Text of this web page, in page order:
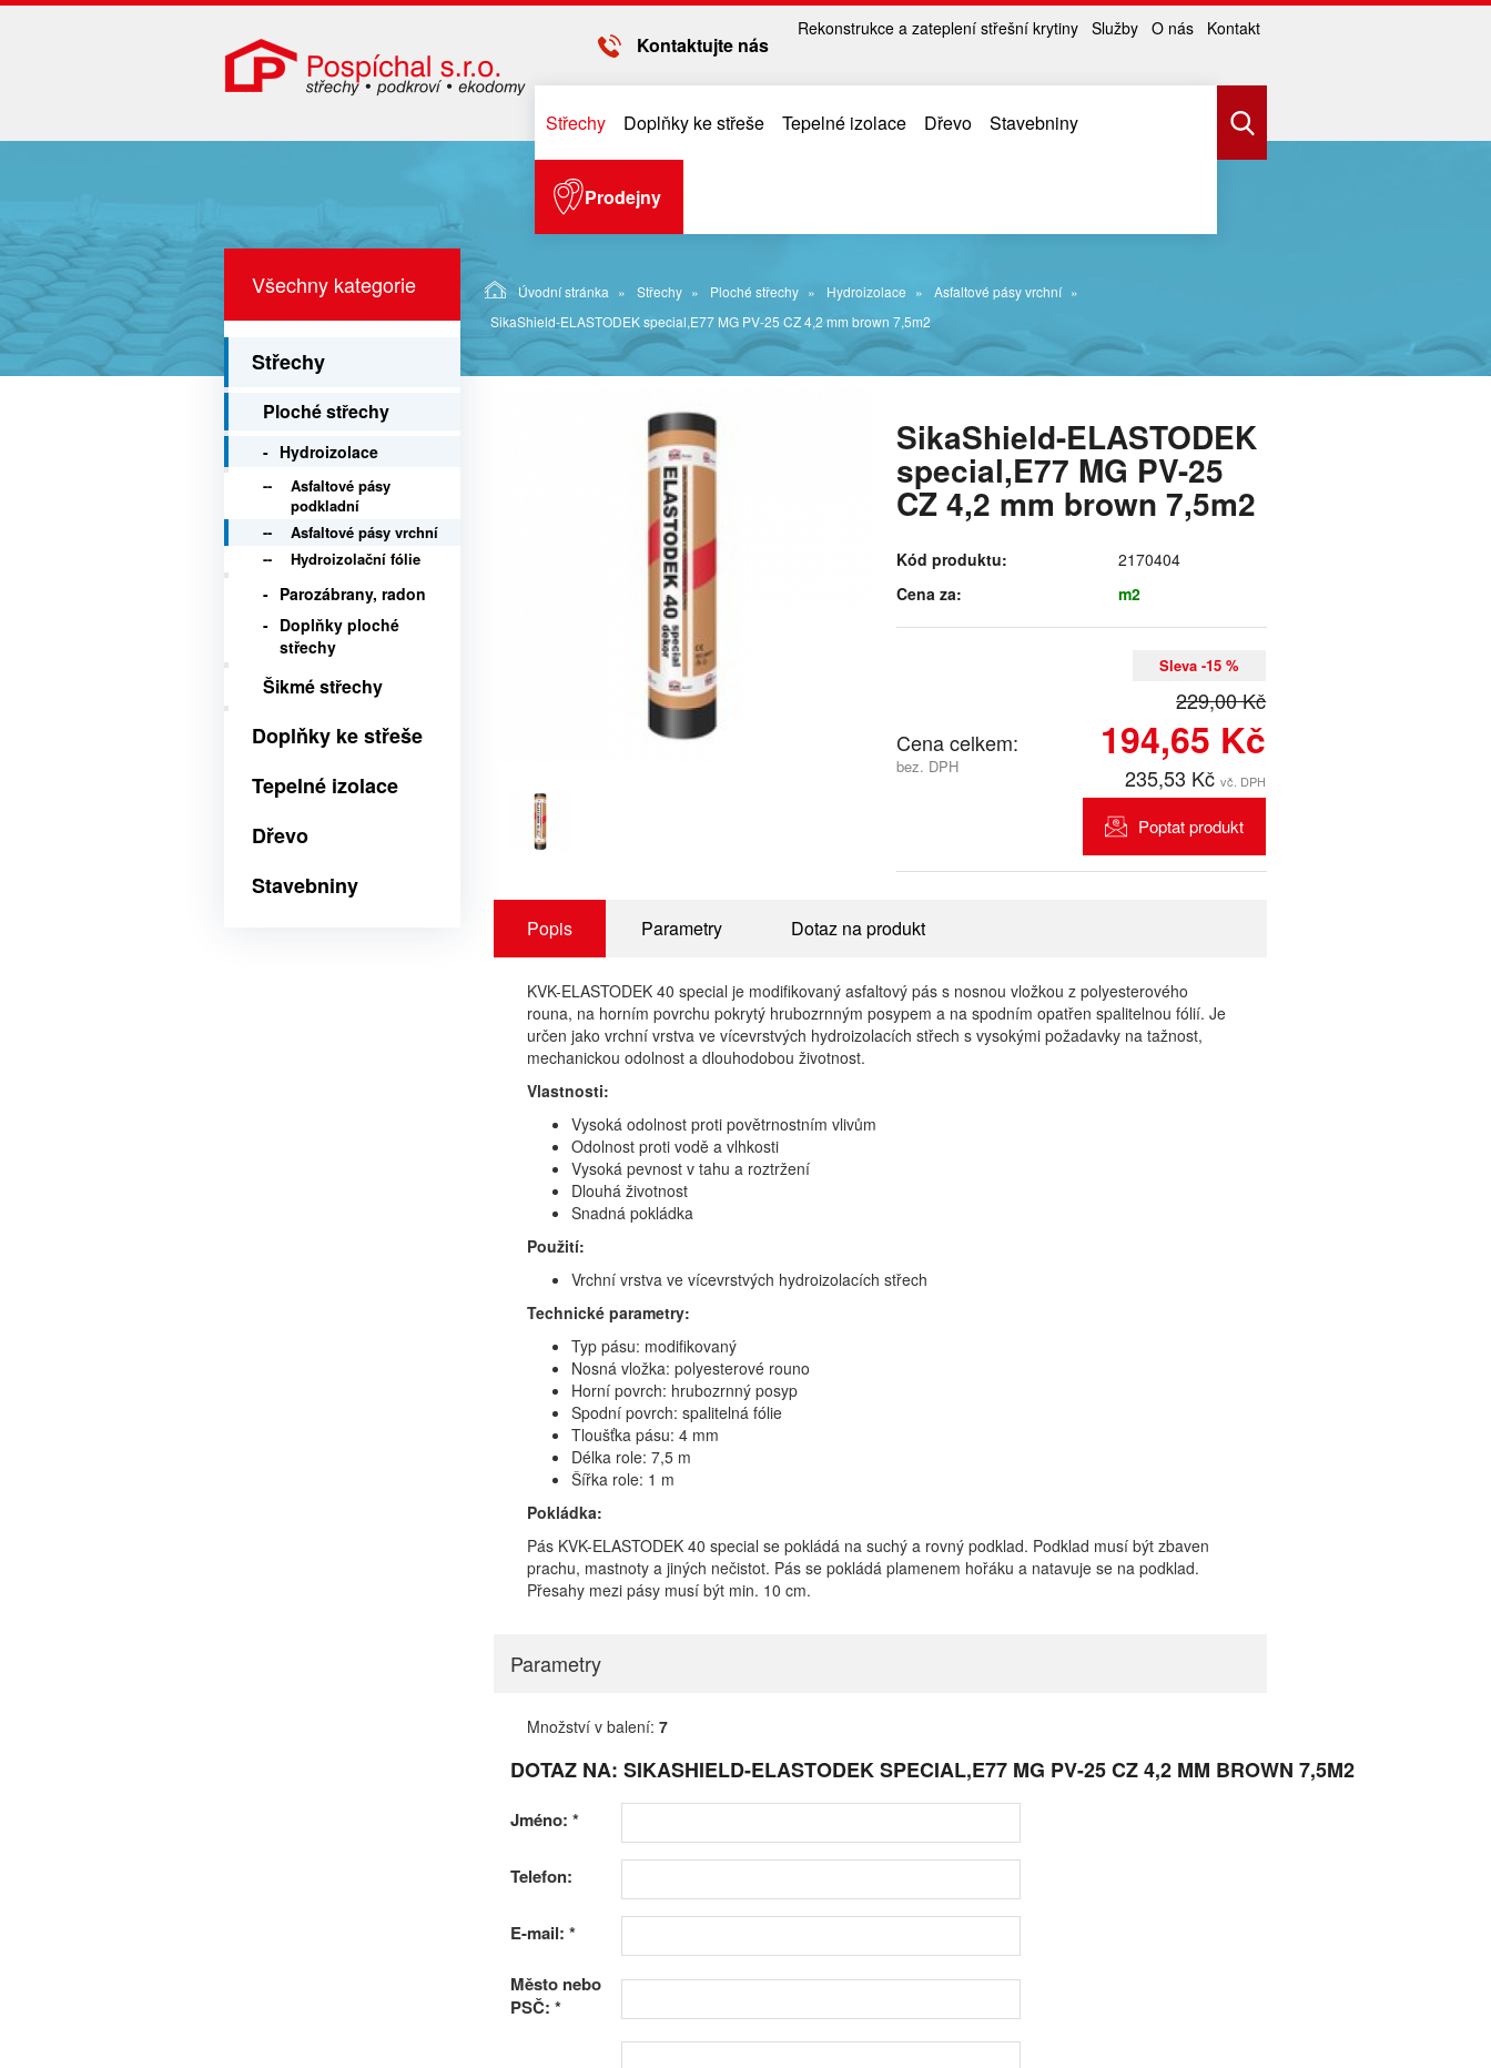
Rekonstrukce a zateplení střešní krytiny Služby O nás Kontakt
Kontaktujte nás
Střechy Doplňky ke střeše Tepelné izolace Dřevo Stavebniny
Prodejny
Úvodní stránka Střechy Ploché střechy Hydroizolace
Asfaltové pásy vrchní
SikaShield-ELASTODEK special,E77 MG PV-25 CZ 4,2 mm brown 7,5m2
Všechny kategorie
Střechy
Ploché střechy
Hydroizolace
Asfaltové pásy
podkladní
Asfaltové pásy vrchní
Hydroizolační fólie
Parozábrany, radon
Doplňky ploché
střechy
Šikmé střechy
Doplňky ke střeše
Tepelné izolace
Dřevo
Stavebniny
SikaShield-ELASTODEK
special,E77 MG PV-25
CZ 4,2 mm brown 7,5m2
Kód produktu:
2170404
Cena za:
m2
Sleva -15 %
229,00 Kč
Cena celkem:
bez. DPH
194,65 Kč
235,53 Kčvč. DPH
Poptat produkt
Popis Parametry Dotaz na produkt
KVK-ELASTODEK 40 special je modifikovaný asfaltový pás s nosnou vložkou z polyesterového
rouna, na horním povrchu pokrytý hrubozrnným posypem a na spodním opatřen spalitelnou fólií. Je
určen jako vrchní vrstva ve vícevrstvých hydroizolacích střech s vysokými požadavky na tažnost,
mechanickou odolnost a dlouhodobou životnost.
Vlastnosti:
Vysoká odolnost proti povětrnostním vlivům
Odolnost proti vodě a vlhkosti
Vysoká pevnost v tahu a roztržení
Dlouhá životnost
Snadná pokládka
Použití:
Vrchní vrstva ve vícevrstvých hydroizolacích střech
Technické parametry:
Typ pásu: modifikovaný
Nosná vložka: polyesterové rouno
Horní povrch: hrubozrnný posyp
Spodní povrch: spalitelná fólie
Tloušťka pásu: 4 mm
Délka role: 7,5 m
Šířka role: 1 m
Pokládka:
Pás KVK-ELASTODEK 40 special se pokládá na suchý a rovný podklad. Podklad musí být zbaven
prachu, mastnoty a jiných nečistot. Pás se pokládá plamenem hořáku a natavuje se na podklad.
Přesahy mezi pásy musí být min. 10 cm.
Parametry
Množství v balení: 7
DOTAZ NA: SIKASHIELD-ELASTODEK SPECIAL,E77 MG PV-25 CZ 4,2 MM BROWN 7,5M2
Jméno: *
Telefon:
E-mail: *
Město nebo
PSČ: *